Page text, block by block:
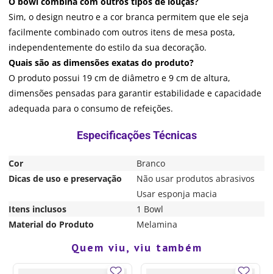
Sim, o design neutro e a cor branca permitem que ele seja
facilmente combinado com outros itens de mesa posta,
independentemente do estilo da sua decoração.
Quais são as dimensões exatas do produto?
O produto possui 19 cm de diâmetro e 9 cm de altura,
dimensões pensadas para garantir estabilidade e capacidade
adequada para o consumo de refeições.
Cor
Branco
Dicas de uso e preservação
Não usar produtos abrasivos
Usar esponja macia
Itens inclusos
1 Bowl
Material do Produto
Melamina
Quem viu, viu também